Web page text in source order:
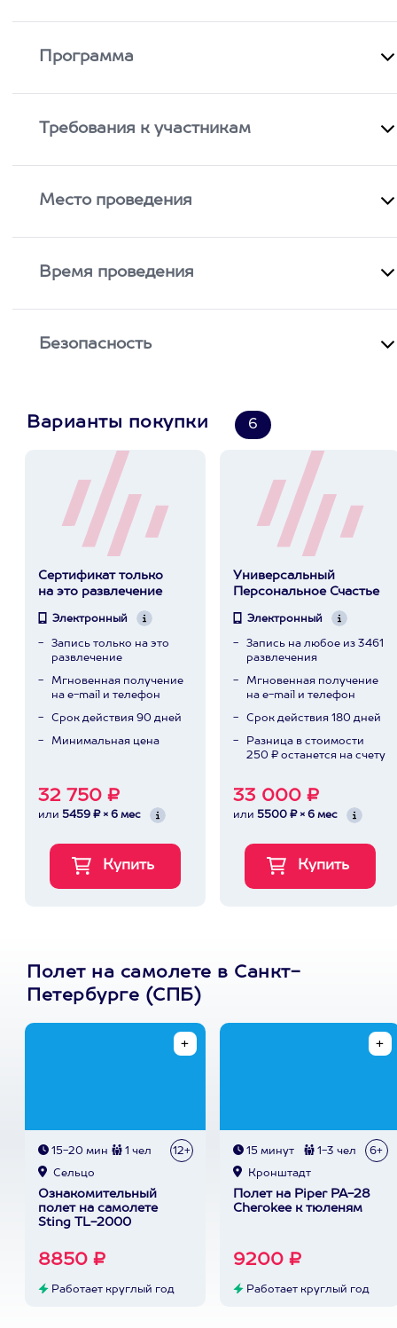
Программа
Требования к участникам
Место проведения
Время проведения
Безопасность
Варианты покупки 6
Сертификат только
на это развлечение
Электронный
Запись только на это
развлечение
Мгновенная получение
на e-mail и телефон
Срок действия 90 дней
Минимальная цена
32 750 ₽
или 5459 ₽ × 6 мес
Универсальный
Персональное Счастье
Электронный
Запись на любое из 3461
развлечения
Мгновенная получение
на e-mail и телефон
Срок действия 180 дней
Разница в стоимости
250 ₽ останется на счету
33 000 ₽
или 5500 ₽ × 6 мес
Полет на самолете в Санкт-
Петербурге (СПБ)
15-20 мин 1 чел 12+
Сельцо
Ознакомительный
полет на самолете
Sting TL-2000
8850 ₽
Работает круглый год
15 минут 1-3 чел 6+
Кронштадт
Полет на Piper PA-28
Cherokee к тюленям
9200 ₽
Работает круглый год